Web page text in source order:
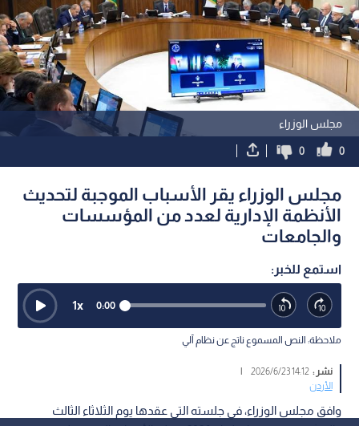
مجلس الوزراء
0
0
مجلس الوزراء يقر الأسباب الموجبة لتحديث
الأنظمة الإدارية لعدد من المؤسسات
والجامعات
استمع للخبر:
0:00
1x
ملاحظة: النص المسموع ناتج عن نظام آلي
نشر :14:12 2026/6/23
|
الأردن
وافق مجلس الوزراء، في جلسته التي عقدها يوم الثلاثاء الثالث